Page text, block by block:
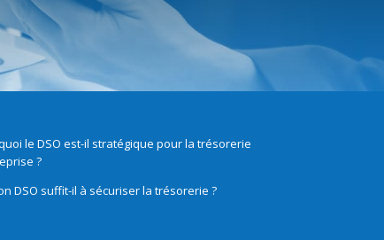
le DSO est-il stratégique pour la trésorerie
?
DSO suffit-il à sécuriser la trésorerie ?